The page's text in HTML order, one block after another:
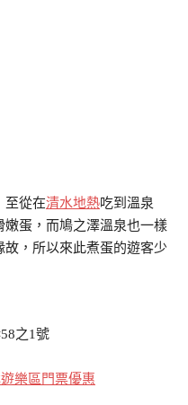
至從在清水地熱吃到溫泉
蛋，而鳩之澤溫泉也一樣
，所以來此煮蛋的遊客少
之1號
樂區門票優惠